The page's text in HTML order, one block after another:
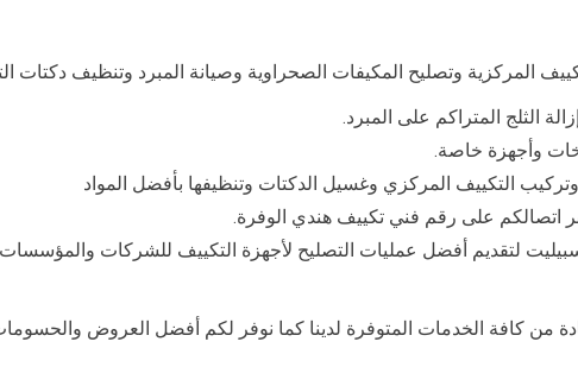
المركزية وتصليح المكيفات الصحراوية وصيانة المبرد وتنظيف دكتات
الثلج المتراكم على المبرد.
وأجهزة خاصة.
التكييف المركزي وغسيل الدكتات وتنظيفها بأفضل المواد
اتصالكم على رقم فني تكييف هندي الوفرة.
لتقديم أفضل عمليات التصليح لأجهزة التكييف للشركات
من كافة الخدمات المتوفرة لدينا كما نوفر لكم أفضل العروض